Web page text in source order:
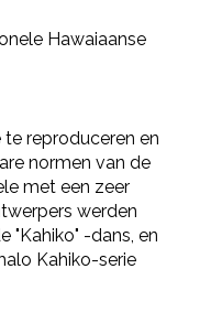
Hawaiaanse
te reproduceren en
normen van de
met een zeer
werden
"Kahiko" -dans, en
Kahiko-serie